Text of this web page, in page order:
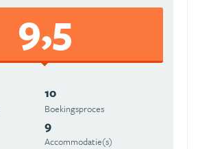
9,5
10
Boekingsproces
9
Accommodatie(s)